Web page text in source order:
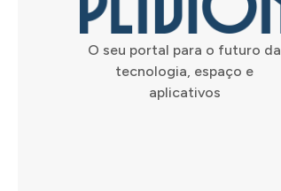
O seu portal para o futuro da
tecnologia, espaço e
aplicativos